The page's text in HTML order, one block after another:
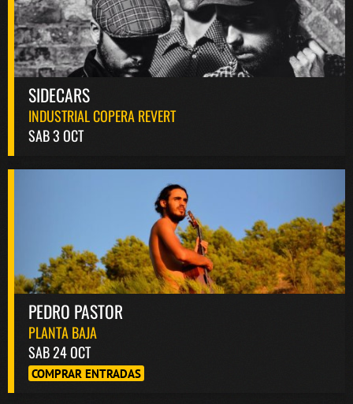
SIDECARS
INDUSTRIAL COPERA REVERT
SAB 3 OCT
PEDRO PASTOR
PLANTA BAJA
SAB 24 OCT
COMPRAR ENTRADAS